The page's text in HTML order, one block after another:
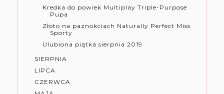
Kredka do powiek Multiplay Triple-Purpose
Pupa
Złoto na paznokciach Naturally Perfect Miss
Sporty
Ulubiona piątka sierpnia 2019
SIERPNIA
LIPCA
CZERWCA